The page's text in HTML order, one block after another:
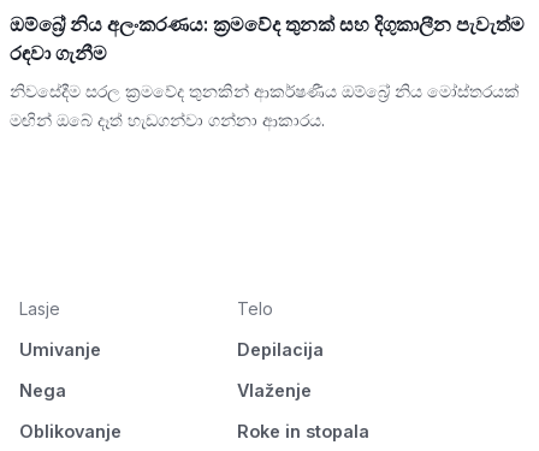
ඔම්බ්‍රේ නිය අලංකරණය: ක්‍රමවේද තුනක් සහ දිගුකාලීන පැවැත්ම
රඳවා ගැනීම
නිවසේදීම සරල ක්‍රමවේද තුනකින් ආකර්ෂණීය ඔම්බ්‍රේ නිය මෝස්තරයක්
මඟින් ඔබේ දෑත් හැඩගන්වා ගන්නා ආකාරය.
Lasje
Umivanje
Nega
Oblikovanje
Telo
Depilacija
Vlaženje
Roke in stopala